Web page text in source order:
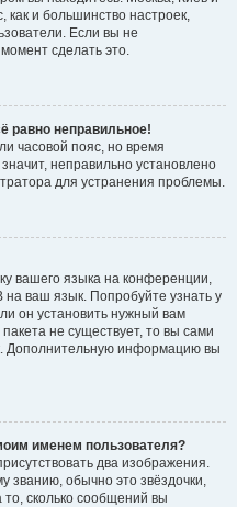
как и большинство настроек,
Если вы не
сделать это.
равно неправильное!
часовой пояс, но время
неправильно установлено
для устранения проблемы.
вашего языка на конференции,
ваш язык. Попробуйте узнать у
он установить нужный вам
не существует, то вы сами
Дополнительную информацию вы
именем пользователя?
два изображения.
званию, обычно это звёздочки,
сколько сообщений вы